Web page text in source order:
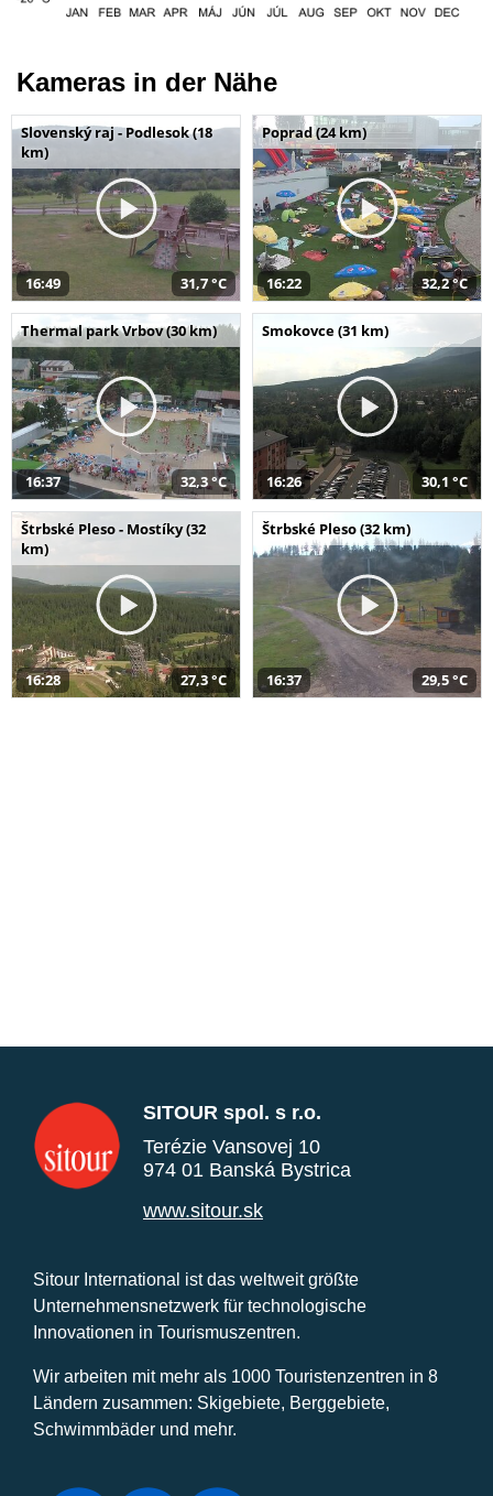
Kameras in der Nähe
Slovenský raj - Podlesok (18
km)
16:49 31,7 °C
Poprad (24 km)
16:22 32,2 °C
Thermal park Vrbov (30 km)
16:37 32,3 °C
Smokovce (31 km)
16:26 30,1 °C
Štrbské Pleso - Mostíky (32
km)
16:28 27,3 °C
Štrbské Pleso (32 km)
16:37 29,5 °C
SITOUR spol. s r.o.
Terézie Vansovej 10
974 01 Banská Bystrica
www.sitour.sk
Sitour International ist das weltweit größte
Unternehmensnetzwerk für technologische
Innovationen in Tourismuszentren.
Wir arbeiten mit mehr als 1000 Touristenzentren in 8
Ländern zusammen: Skigebiete, Berggebiete,
Schwimmbäder und mehr.